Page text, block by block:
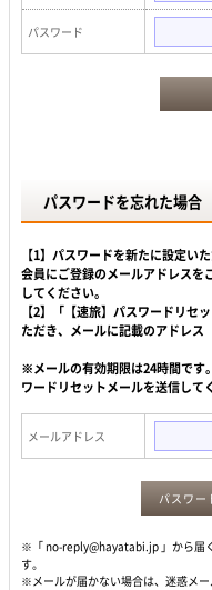
パスワード
パスワードを忘れた場合
【1】パスワードを新たに設定い
会員にご登録のメールアドレスを
してください。
【2】「【速旅】パスワードリセ
ただき、メールに記載のアドレス
※メールの有効期限は24時間です
ワードリセットメールを送信して
メールアドレス
パスワー
※「 no-reply@hayatabi.jp 」から届
す。
※メールが届かない場合は、迷惑メー